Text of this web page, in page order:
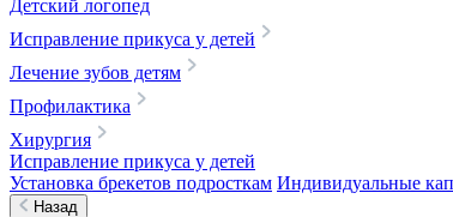
Детский логопед
Исправление прикуса у детей
Лечение зубов детям
Профилактика
Хирургия
Исправление прикуса у детей
Установка брекетов подросткам Индивидуальные
Назад